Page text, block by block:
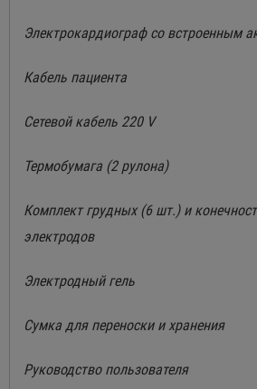
Электрокардиограф со встроенным
Кабель пациента
Сетевой кабель 220 V
Термобумага (2 рулона)
Комплект грудных (6 шт.) и
электродов
Электродный гель
Сумка для переноски и хранения
Руководство пользователя